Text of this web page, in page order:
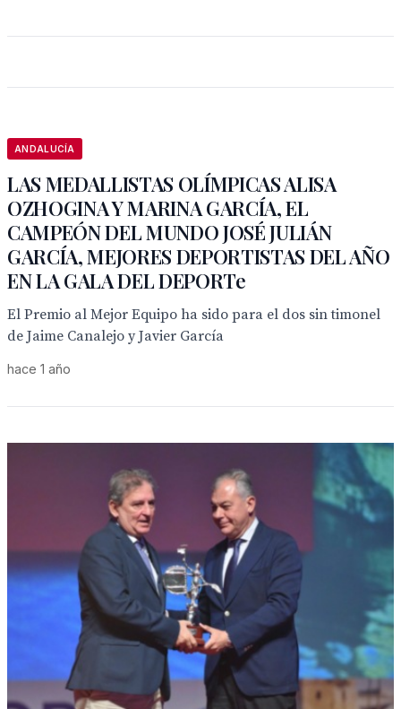
ANDALUCÍA
LAS MEDALLISTAS OLÍMPICAS ALISA
OZHOGINA Y MARINA GARCÍA, EL
CAMPEÓN DEL MUNDO JOSÉ JULIÁN
GARCÍA, MEJORES DEPORTISTAS DEL AÑO
EN LA GALA DEL DEPORTe
El Premio al Mejor Equipo ha sido para el dos sin timonel
de Jaime Canalejo y Javier García
hace 1 año